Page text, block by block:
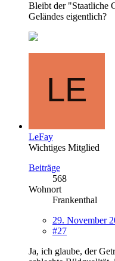
Bleibt der "Staatliche
Geländes eigentlich?
LeFay
Wichtiges Mitglied
Beiträge
568
Wohnort
Frankenthal
29. November
#27
Ja, ich glaube, der